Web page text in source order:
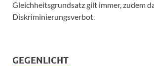
Gleichheitsgrundsatz gilt immer, zudem
Diskriminierungsverbot.
GEGENLICHT